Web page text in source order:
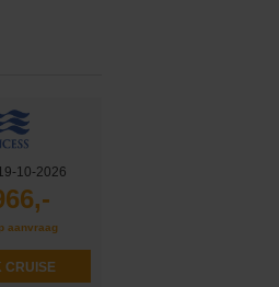
10-2026
aanvraag
CRUISE